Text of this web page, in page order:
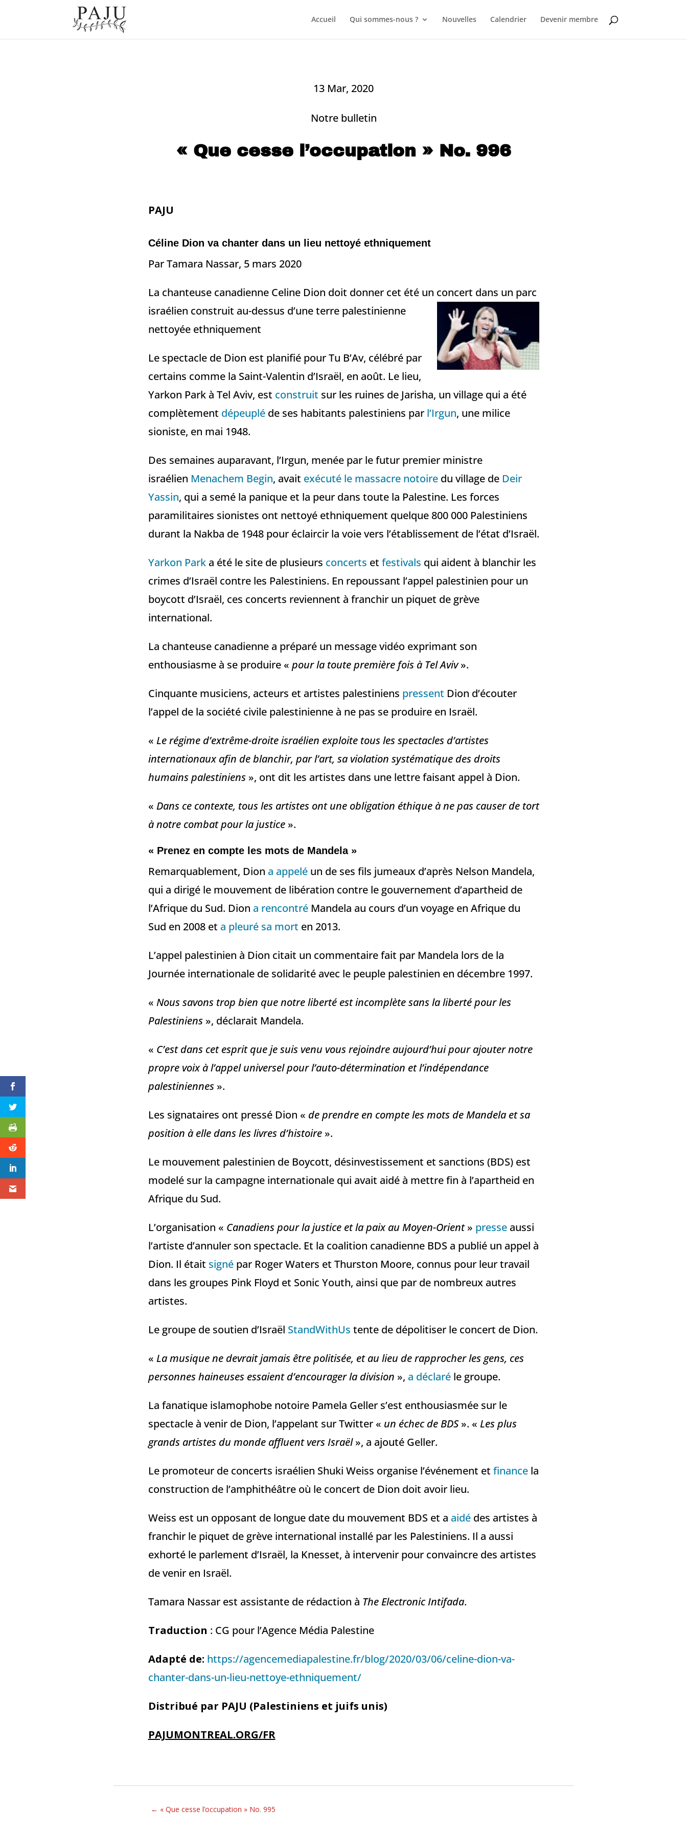
Accueil Qui sommes-nous ? Nouvelles Calendrier Devenir membre
13 Mar, 2020
Notre bulletin
« Que cesse l’occupation » No. 996
PAJU
Céline Dion va chanter dans un lieu nettoyé ethniquement
Par Tamara Nassar, 5 mars 2020
La chanteuse canadienne Celine Dion doit donner cet été un concert dans un parc
israélien construit au-dessus d’une terre palestinienne
nettoyée ethniquement
Le spectacle de Dion est planifié pour Tu B’Av, célébré par
certains comme la Saint-Valentin d’Israël, en août. Le lieu,
Yarkon Park à Tel Aviv, est construit sur les ruines de Jarisha, un village qui a été
complètement dépeupléde ses habitants palestiniens par l’Irgun, une milice
sioniste, en mai 1948.
Des semaines auparavant, l’Irgun, menée par le futur premier ministre
israélien Menachem Begin, avait exécuté le massacre notoiredu village de Deir
Yassin, qui a semé la panique et la peur dans toute la Palestine. Les forces
paramilitaires sionistes ont nettoyé ethniquement quelque 800 000 Palestiniens
durant la Nakba de 1948 pour éclaircir la voie vers l’établissement de l’état d’Israël.
Yarkon Parka été le site de plusieurs concerts et festivals qui aident à blanchir les
crimes d’Israël contre les Palestiniens. En repoussant l’appel palestinien pour un
boycott d’Israël, ces concerts reviennent à franchir un piquet de grève
international.
La chanteuse canadienne a préparé un message vidéo exprimant son
enthousiasme à se produire « pour la toute première fois à Tel Aviv».
Cinquante musiciens, acteurs et artistes palestiniens pressent Dion d’écouter
l’appel de la société civile palestinienne à ne pas se produire en Israël.
« Le régime d’extrême-droite israélien exploite tous les spectacles d’artistes
internationaux afin de blanchir, par l’art, sa violation systématique des droits
humains palestiniens », ont dit les artistes dans une lettre faisant appel à Dion.
« Dans ce contexte, tous les artistes ont une obligation éthique à ne pas causer de tort
à notre combat pour la justice».
« Prenez en compte les mots de Mandela »
Remarquablement, Dion a appeléun de ses fils jumeaux d’après Nelson Mandela,
qui a dirigé le mouvement de libération contre le gouvernement d’apartheid de
l’Afrique du Sud. Dion a rencontréMandela au cours d’un voyage en Afrique du
Sud en 2008 et a pleuré sa mort en 2013.
L’appel palestinien à Dion citait un commentaire fait par Mandela lors de la
Journée internationale de solidarité avec le peuple palestinien en décembre 1997.
« Nous savons trop bien que notre liberté est incomplète sans la liberté pour les
Palestiniens», déclarait Mandela.
« C’est dans cet esprit que je suis venu vous rejoindre aujourd’hui pour ajouter notre
propre voix à l’appel universel pour l’auto-détermination et l’indépendance
palestiniennes ».
Les signataires ont pressé Dion « de prendre en compte les mots de Mandela et sa
position à elle dans les livres d’histoire».
Le mouvement palestinien de Boycott, désinvestissement et sanctions (BDS) est
modelé sur la campagne internationale qui avait aidé à mettre fin à l’apartheid en
Afrique du Sud.
L’organisation « Canadiens pour la justice et la paix au Moyen-Orient» presseaussi
l’artiste d’annuler son spectacle. Et la coalition canadienne BDS a publié un appel à
Dion. Il était signépar Roger Waters et Thurston Moore, connus pour leur travail
dans les groupes Pink Floyd et Sonic Youth, ainsi que par de nombreux autres
artistes.
Le groupe de soutien d’Israël StandWithUs tente de dépolitiser le concert de Dion.
« La musique ne devrait jamais être politisée, et au lieu de rapprocher les gens, ces
personnes haineuses essaient d’encourager la division », a déclaréle groupe.
La fanatique islamophobe notoire Pamela Geller s’est enthousiasmée sur le
spectacle à venir de Dion, l’appelant sur Twitter « un échec de BDS». « Les plus
grands artistes du monde affluent vers Israël», a ajouté Geller.
Le promoteur de concerts israélien Shuki Weiss organise l’événement et financela
construction de l’amphithéâtre où le concert de Dion doit avoir lieu.
Weiss est un opposant de longue date du mouvement BDS et a aidédes artistes à
franchir le piquet de grève international installé par les Palestiniens. Il a aussi
exhorté le parlement d’Israël, la Knesset, à intervenir pour convaincre des artistes
de venir en Israël.
Tamara Nassar est assistante de rédaction à The Electronic Intifada.
Traduction : CG pour l’Agence Média Palestine
Adapté de: https://agencemediapalestine.fr/blog/2020/03/06/celine-dion-va-
chanter-dans-un-lieu-nettoye-ethniquement/
Distribué par PAJU (Palestiniens et juifs unis)
PAJUMONTREAL.ORG/FR
← « Que cesse l’occupation » No. 995